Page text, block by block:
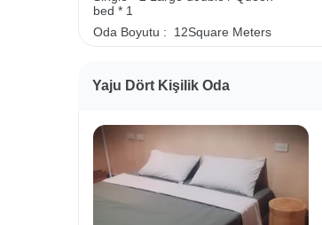
bed * 1
Oda Boyutu :
12Square Meters
Yaju Dört Kişilik Oda